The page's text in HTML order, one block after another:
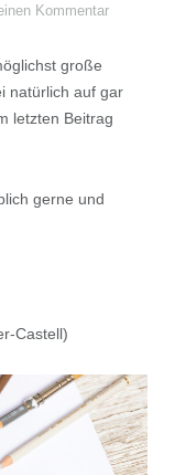
Kommentar
große
natürlich auf gar
letzten Beitrag
gerne und
Castell)